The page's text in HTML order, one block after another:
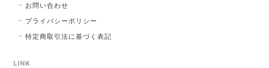
お問い合わせ
プライバシーポリシー
特定商取引法に基づく表記
LINK